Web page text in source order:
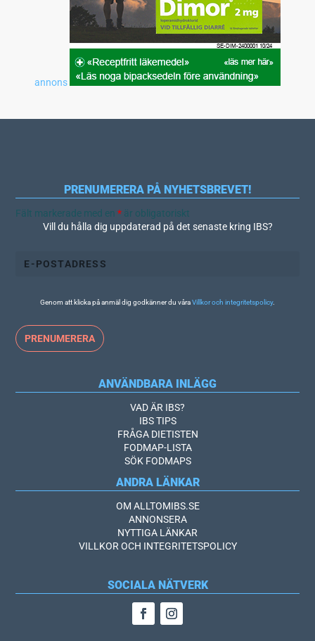
annons
PRENUMERERA PÅ NYHETSBREVET!
Fält markerade med en* är obligatoriskt
Vill du hålla dig uppdaterad på det senaste kring IBS?
Genom att klicka på anmäl dig godkänner du våraVillkor och integritetspolicy.
ANVÄNDBARA INLÄGG
VAD ÄR IBS?
IBS TIPS
FRÅGA DIETISTEN
FODMAP-LISTA
SÖK FODMAPS
ANDRA LÄNKAR
OM ALLTOMIBS.SE
ANNONSERA
NYTTIGA LÄNKAR
VILLKOR OCH INTEGRITETSPOLICY
SOCIALA NÄTVERK